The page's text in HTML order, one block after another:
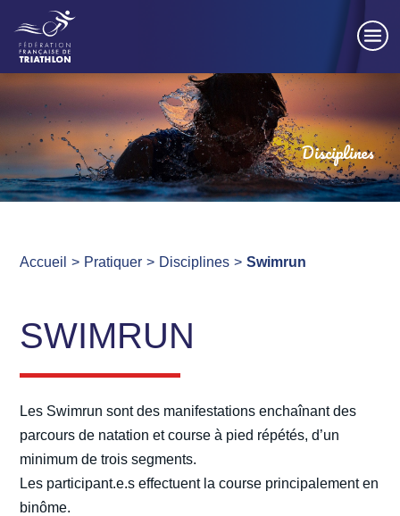
Disciplines
Accueil Pratiquer Disciplines Swimrun
SWIMRUN
Les Swimrun sont des manifestations enchaînant des
parcours de natation et course à pied répétés, d’un
minimum de trois segments.
Les participant.e.s effectuent la course principalement en
binôme.
Panneau de gestion des cookies